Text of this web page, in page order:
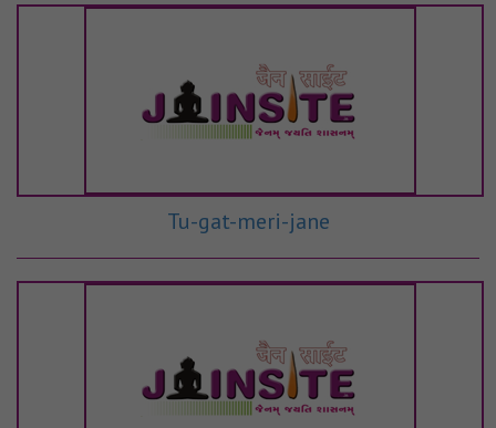
Tu-gat-meri-jane